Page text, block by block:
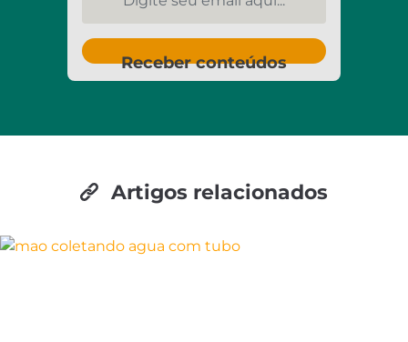
Receber conteúdos
Artigos relacionados